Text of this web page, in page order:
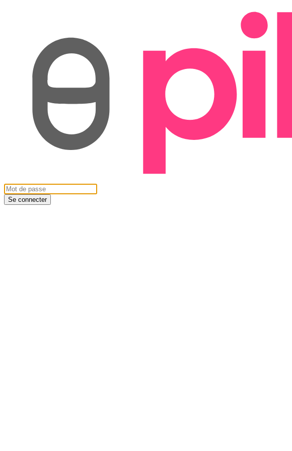
Se connecter